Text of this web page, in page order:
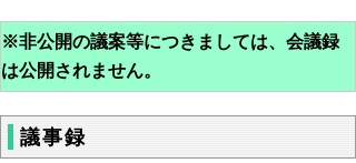
※非公開の議案等につきましては、会議録
は公開されません。
議事録